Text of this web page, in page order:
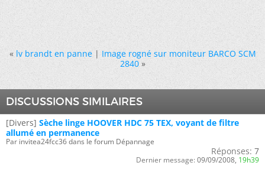
« lv brandt en panne|Image rogné sur moniteur BARCO SCM
2840 »
DISCUSSIONS SIMILAIRES
[Divers] Sèche linge HOOVER HDC 75 TEX, voyant de filtre
allumé en permanence
Par invitea24fcc36 dans le forum Dépannage
Réponses: 7
Dernier message: 09/09/2008, 19h39